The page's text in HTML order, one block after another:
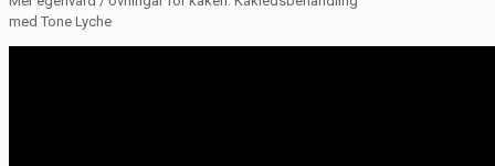
med Tone Lyche